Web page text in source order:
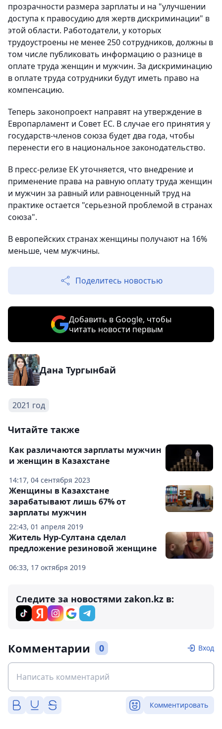
прозрачности размера зарплаты и на "улучшении
доступа к правосудию для жертв дискриминации" в
этой области. Работодатели, у которых
трудоустроены не менее 250 сотрудников, должны в
том числе публиковать информацию о разнице в
оплате труда женщин и мужчин. За дискриминацию
в оплате труда сотрудники будут иметь право на
компенсацию.
Теперь законопроект направят на утверждение в
Европарламент и Совет ЕС. В случае его принятия у
государств-членов союза будет два года, чтобы
перенести его в национальное законодательство.
В пресс-релизе ЕК уточняется, что внедрение и
применение права на равную оплату труда женщин
и мужчин за равный или равноценный труд на
практике остается "серьезной проблемой в странах
союза".
В европейских странах женщины получают на 16%
меньше, чем мужчины.
Поделитесь новостью
Добавить в Google, чтобы
читать новости первым
Дана Тургынбай
2021 год
Читайте также
14:17, 04 сентября 2023
Как различаются зарплаты мужчин
и женщин в Казахстане
22:43, 01 апреля 2019
Женщины в Казахстане
зарабатывают лишь 67% от
зарплаты мужчин
06:33, 17 октября 2019
Житель Нур-Султана сделал
предложение резиновой женщине
Следите за новостями zakon.kz в:
Комментарии 0 Вход
Комментировать